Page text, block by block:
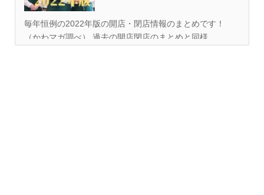
毎年恒例の2022年版の開店・閉店情報のまとめです！
（かわマガ調べ） 過去の開店閉店のまとめと同様...